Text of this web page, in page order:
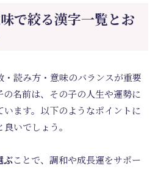
で絞る漢字一覧とお
読み方・意味のバランスが重要
名前は、その子の人生や運勢に
ます。以下のようなポイントに
いでしょう。
ぶことで、調和や成長運をサポー